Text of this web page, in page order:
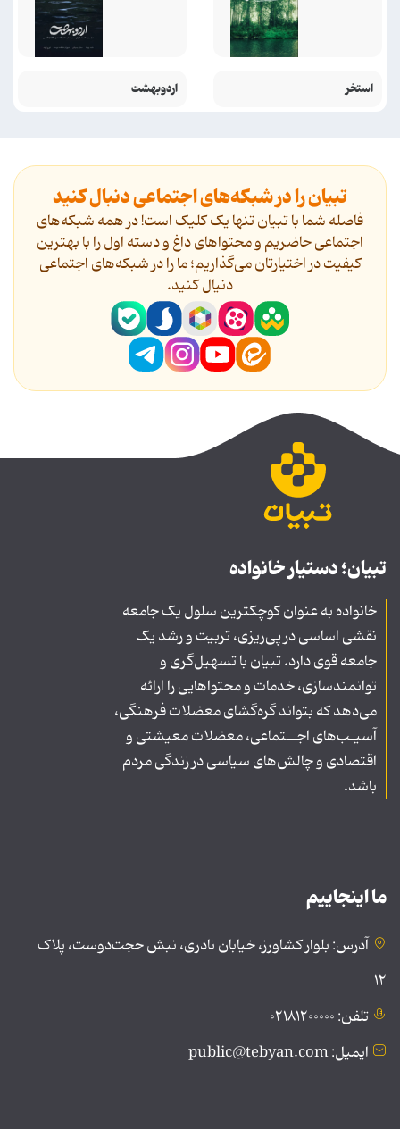
استخر اردوبهشت
تبیان را در شبکه‌های اجتماعی دنبال کنید
فاصله شما با تبیان تنها یک کلیک است! در همه شبکه‌های
اجتماعی حاضریم و محتواهای داغ و دسته اول را با بهترین
کیفیت در اختیارتان می‌گذاریم؛ ما را در شبکه‌های اجتماعی
دنیال کنید.
تبیان؛ دستیار خانواده
خانواده به عنوان کوچکترین سلول یک جامعه
نقشی اساسی در پی‌ریزی، تربیت و رشد یک
جامعه قوی دارد. تبیان با تسهیل‌گری و
توانمندسازی، خدمات و محتواهایی را ارائه
می‌دهد که بتواند گره‌گشای معضلات فرهنگی،
آسیـب‌های اجــتماعی، معضلات معیشتی و
اقتصادی و چالش‌های سیاسی در زندگی مردم
باشد.
ما اینجاییم
آدرس: بلوار کشاورز، خیابان نادری، نبش حجت‌دوست، پلاک
۱۲
تلفن: ۰۲۱۸۱۲۰۰۰۰۰
ایمیل: public@tebyan.com